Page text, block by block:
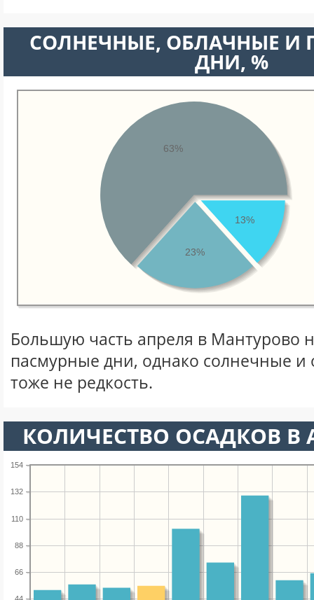
CОЛНЕЧНЫЕ, ОБЛАЧНЫЕ И
ДНИ, %
13%
23%
63%
Большую часть апреля в Мантурово
пасмурные дни, однако солнечные
тоже не редкость.
КОЛИЧЕСТВО ОСАДКОВ В
66
88
110
132
154